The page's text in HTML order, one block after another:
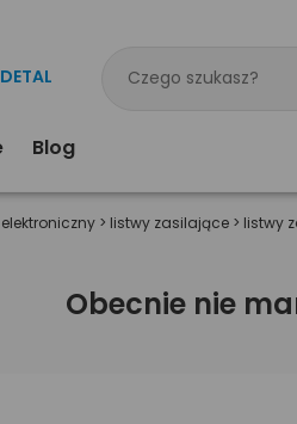
DETAL
Blog
> listwy zasilające > listwy
Obecnie nie